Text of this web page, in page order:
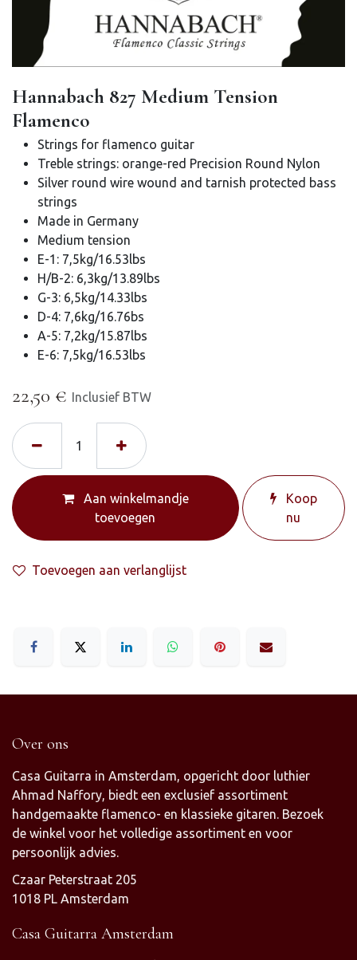
Hannabach 827 Medium Tension
Flamenco
Strings for flamenco guitar
Treble strings: orange-red Precision Round Nylon
Silver round wire wound and tarnish protected bass
strings
Made in Germany
Medium tension
E-1: 7,5kg/16.53lbs
H/B-2: 6,3kg/13.89lbs
G-3: 6,5kg/14.33lbs
D-4: 7,6kg/16.76bs
A-5: 7,2kg/15.87lbs
E-6: 7,5kg/16.53lbs
22,50 € Inclusief BTW
Aan winkelmandje
toevoegen
Koop
nu
Toevoegen aan verlanglijst
Over ons
Casa Guitarra in Amsterdam, opgericht door luthier
Ahmad Naffory, biedt een exclusief assortiment
handgemaakte flamenco- en klassieke gitaren. Bezoek
de winkel voor het volledige assortiment en voor
persoonlijk advies.
Czaar Peterstraat 205
1018 PL Amsterdam
Casa Guitarra Amsterdam